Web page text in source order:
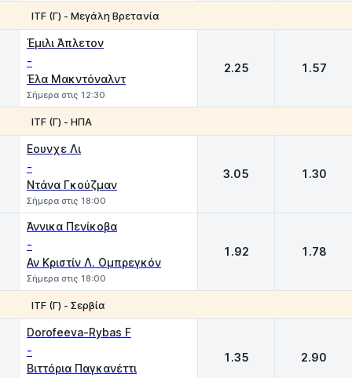
ITF (Γ) - Μεγάλη Βρετανία
Έμιλι Άπλετον
-
Έλα Μακντόναλντ
Σήμερα στις 12:30
2.25 1.57
ITF (Γ) - ΗΠΑ
Εουνχε Λι
-
Ντάνα Γκούζμαν
Σήμερα στις 18:00
3.05 1.30
Άννικα Πενίκοβα
-
Αν Κριστίν Λ. Ομπρεγκόν
Σήμερα στις 18:00
1.92 1.78
ITF (Γ) - Σερβία
Dorofeeva-Rybas F
-
Βιττόρια Παγκανέττι
1.35 2.90